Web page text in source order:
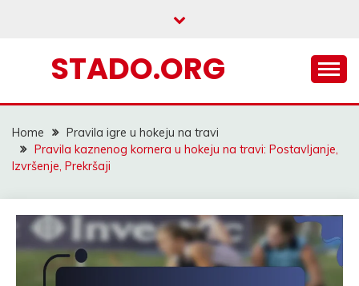
STADO.ORG
Home
Pravila igre u hokeju na travi
Pravila kaznenog kornera u hokeju na travi: Postavljanje,
Izvršenje, Prekršaji